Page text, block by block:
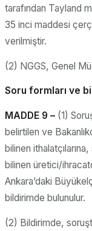
tarafından Tayland
35 inci maddesi
verilmiştir.
(2) NGGS, Genel
Soru formları ve
MADDE 9 – (1)
belirtilen ve
bilinen
bilinen üretici/
Ankara’daki
bildirimde bulunulur.
(2) Bildirimde,